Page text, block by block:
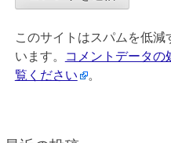
このサイトはスパムを低減
います。
コメントデータの
覧ください
。